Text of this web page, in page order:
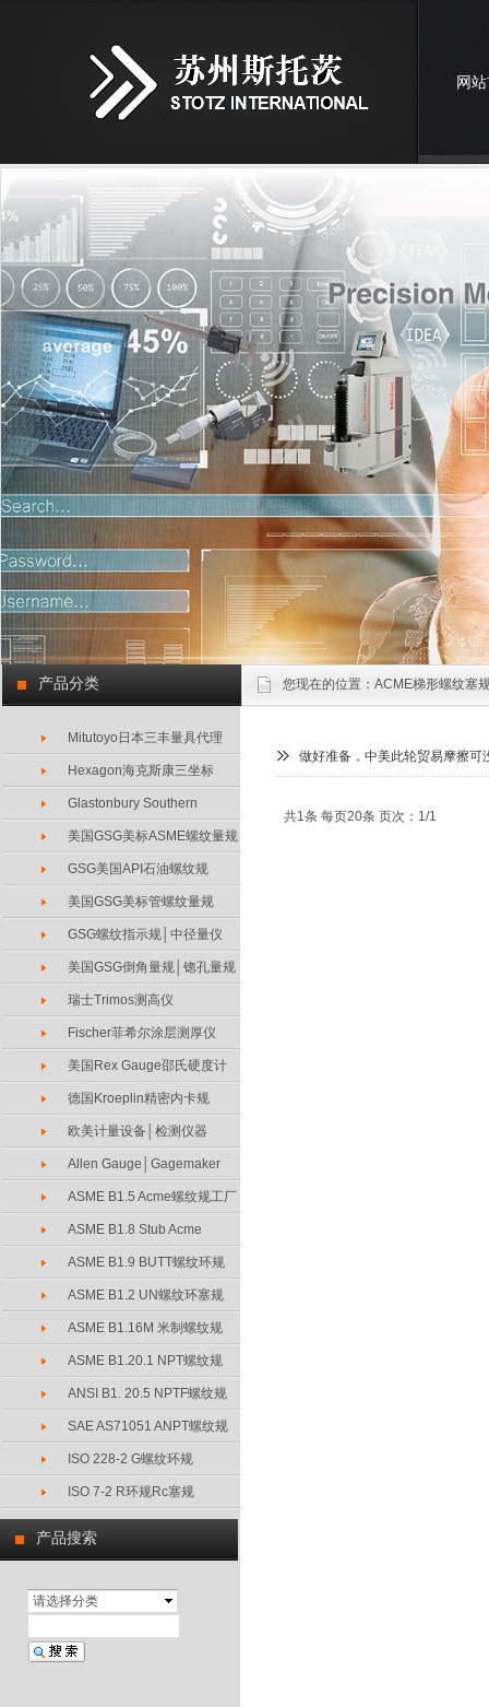
网
产品搜索
请选择分类
您现在的位置： ACME梯形螺纹塞
产品分类
Mitutoyo日本三丰量具代理
Hexagon海克斯康三坐标
Glastonbury Southern
美国GSG美标ASME螺纹量规
GSG美国API石油螺纹规
美国GSG美标管螺纹量规
GSG螺纹指示规│中径量仪
美国GSG倒角量规│锪孔量规
瑞士Trimos测高仪
Fischer菲希尔涂层测厚仪
美国Rex Gauge邵氏硬度计
德国Kroeplin精密内卡规
欧美计量设备│检测仪器
Allen Gauge│Gagemaker
ASME B1.5 Acme螺纹规工厂
ASME B1.8 Stub Acme
ASME B1.9 BUTT螺纹环规
ASME B1.2 UN螺纹环塞规
ASME B1.16M 米制螺纹规
ASME B1.20.1 NPT螺纹规
ANSI B1. 20.5 NPTF螺纹规
SAE AS71051 ANPT螺纹规
ISO 228-2 G螺纹环规
ISO 7-2 R环规Rc塞规
做好准备，中美此轮贸易摩擦可
共1条 每页20条 页次：1/1